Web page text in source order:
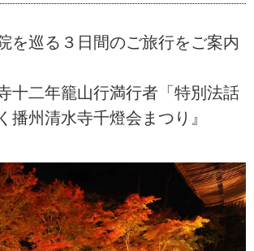
を巡る３日間のご旅行をご案内
十二年籠山行満行者「特別法話
播州清水寺千燈会まつり』